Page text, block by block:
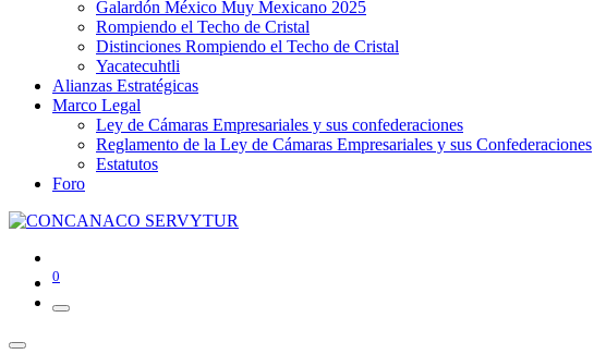
Galardón México Muy Mexicano 2025
Rompiendo el Techo de Cristal
Distinciones Rompiendo el Techo de Cristal
Yacatecuhtli
Alianzas Estratégicas
Marco Legal
Ley de Cámaras Empresariales y sus confederaciones
Reglamento de la Ley de Cámaras Empresariales y sus Confederaciones
Estatutos
Foro
0